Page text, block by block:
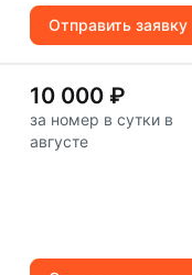
Отправить заявку
10 000 ₽
за номер в сутки в
августе